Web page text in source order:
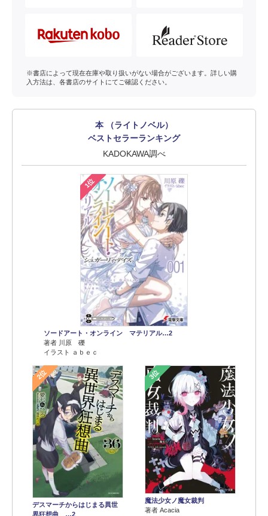
※書店によって現在在庫や取り扱いがない場合がございます。詳しい購
入方法は、各書店のサイトにてご確認ください。
本 （ライトノベル）
ベストセラーランキング
KADOKAWA調べ
1位
ソードアート・オンライン マテリアル…2
著者 川原 礫
イラスト ａｂｅｃ
2位
デスマーチからはじまる異世
界狂想曲 …2
3位
魔法少女ノ魔女裁判
著者 Acacia